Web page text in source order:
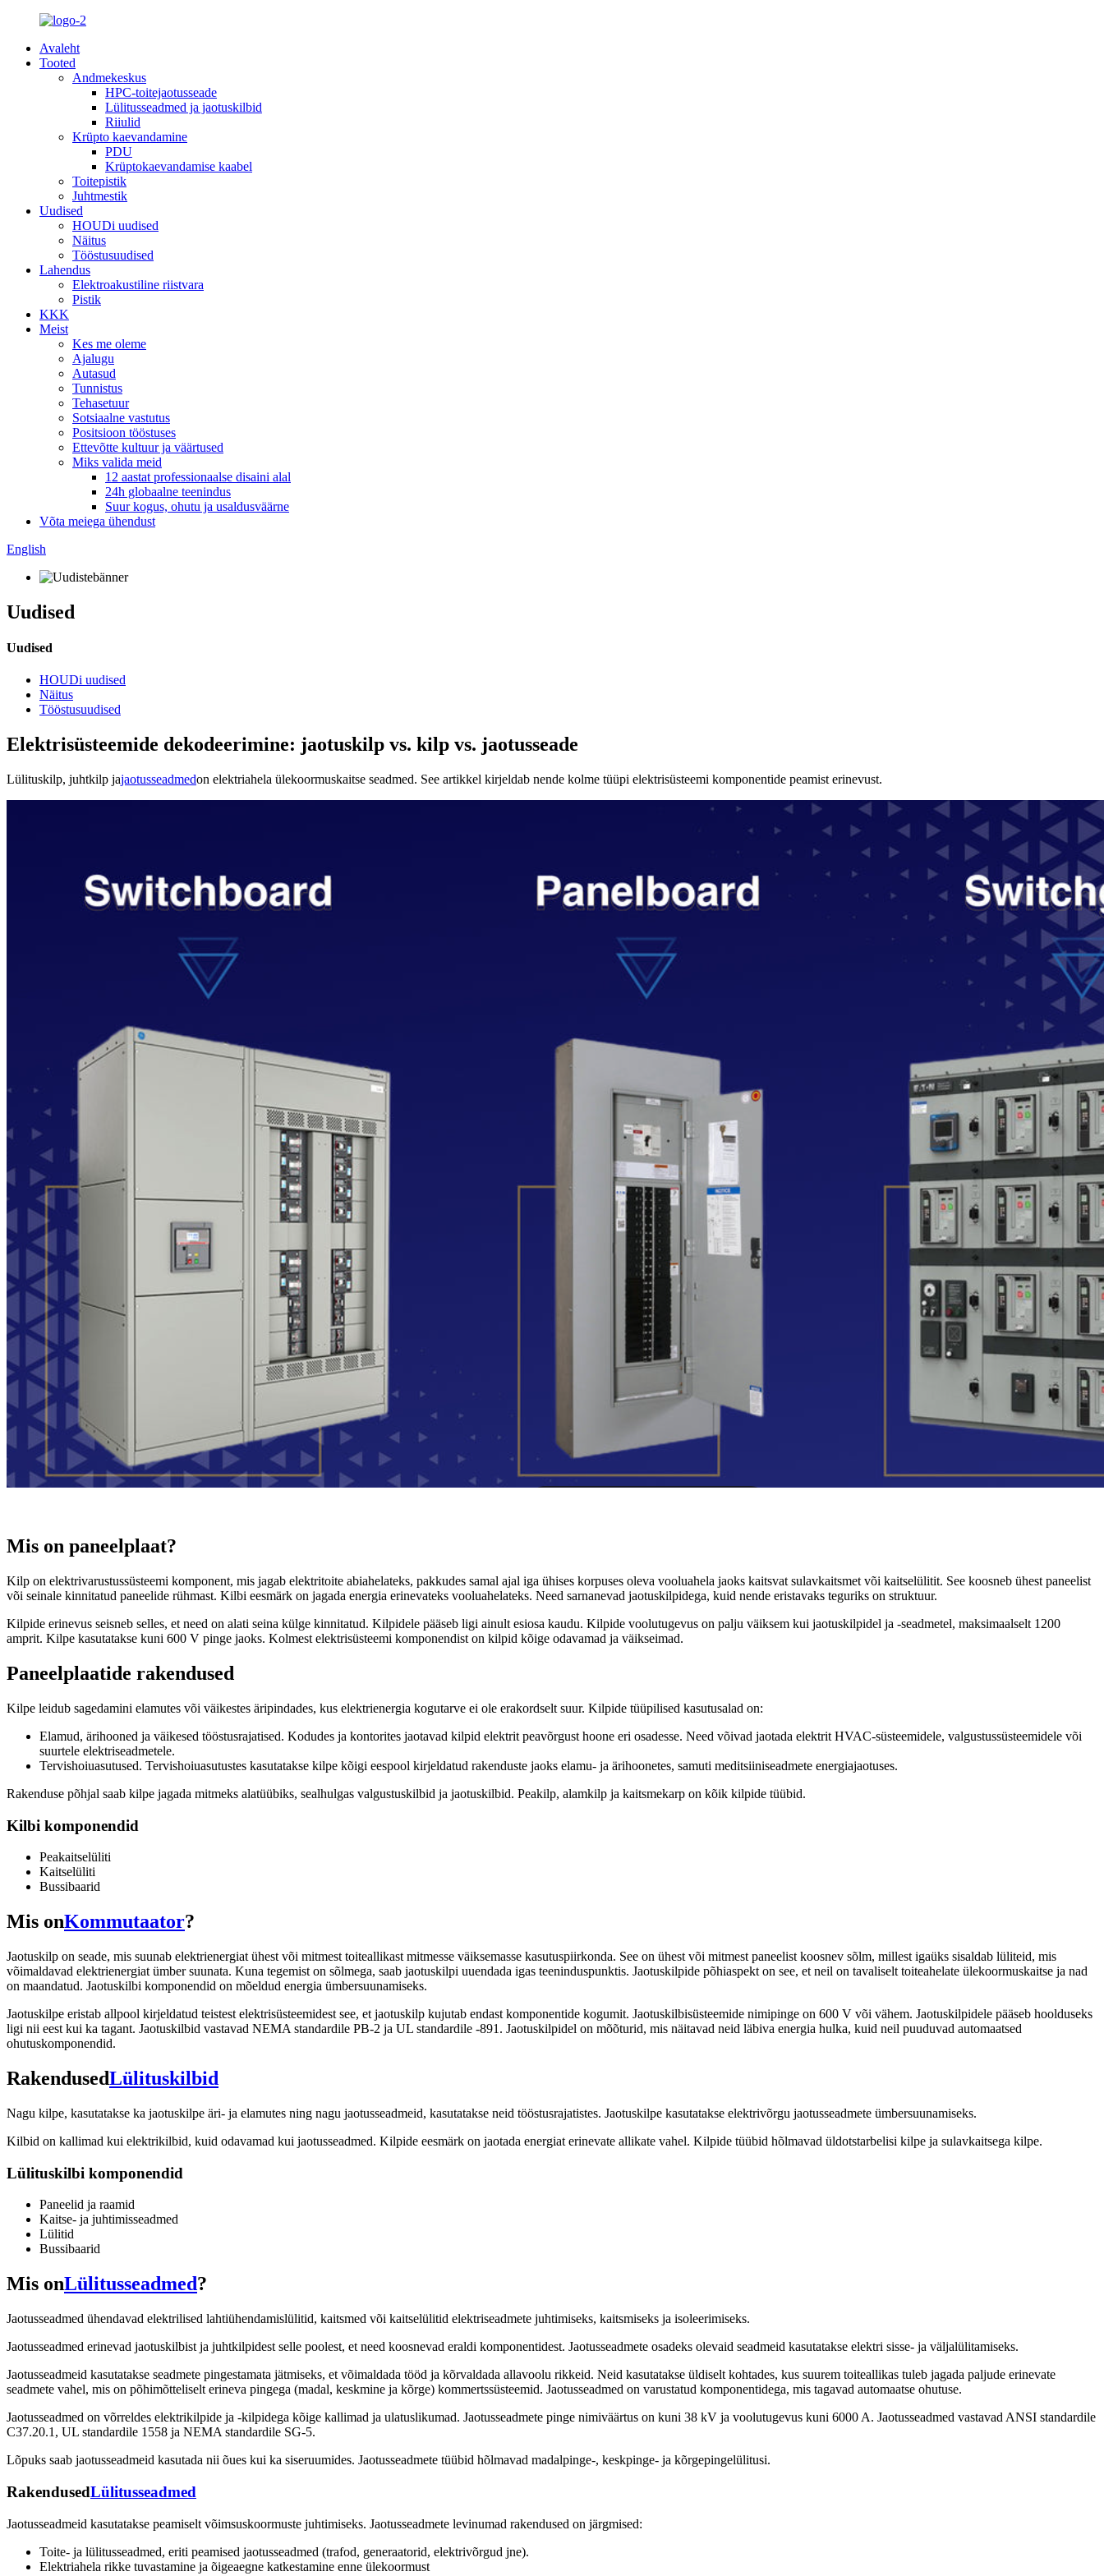
Avaleht
Tooted
Andmekeskus
HPC-toitejaotusseade
Lülitusseadmed ja jaotuskilbid
Riiulid
Krüpto kaevandamine
PDU
Krüptokaevandamise kaabel
Toitepistik
Juhtmestik
Uudised
HOUDi uudised
Näitus
Tööstusuudised
Lahendus
Elektroakustiline riistvara
Pistik
KKK
Meist
Kes me oleme
Ajalugu
Autasud
Tunnistus
Tehasetuur
Sotsiaalne vastutus
Positsioon tööstuses
Ettevõtte kultuur ja väärtused
Miks valida meid
12 aastat professionaalse disaini alal
24h globaalne teenindus
Suur kogus, ohutu ja usaldusväärne
Võta meiega ühendust
English
Uudised
Uudised
HOUDi uudised
Näitus
Tööstusuudised
Elektrisüsteemide dekodeerimine: jaotuskilp vs. kilp vs. jaotusseade
Lülituskilp, juhtkilp jajaotusseadmedon elektriahela ülekoormuskaitse seadmed. See artikkel kirjeldab nende kolme tüüpi elektrisüsteemi komponentide peamist erinevust.
Mis on paneelplaat?
Kilp on elektrivarustussüsteemi komponent, mis jagab elektritoite abiahelateks, pakkudes samal ajal iga ühises korpuses oleva vooluahela jaoks kaitsvat sulavkaitsmet või kaitselülitit. See koosneb ühest paneelist
või seinale kinnitatud paneelide rühmast. Kilbi eesmärk on jagada energia erinevateks vooluahelateks. Need sarnanevad jaotuskilpidega, kuid nende eristavaks teguriks on struktuur.
Kilpide erinevus seisneb selles, et need on alati seina külge kinnitatud. Kilpidele pääseb ligi ainult esiosa kaudu. Kilpide voolutugevus on palju väiksem kui jaotuskilpidel ja -seadmetel, maksimaalselt 1200
amprit. Kilpe kasutatakse kuni 600 V pinge jaoks. Kolmest elektrisüsteemi komponendist on kilpid kõige odavamad ja väikseimad.
Paneelplaatide rakendused
Kilpe leidub sagedamini elamutes või väikestes äripindades, kus elektrienergia kogutarve ei ole erakordselt suur. Kilpide tüüpilised kasutusalad on:
Elamud, ärihooned ja väikesed tööstusrajatised. Kodudes ja kontorites jaotavad kilpid elektrit peavõrgust hoone eri osadesse. Need võivad jaotada elektrit HVAC-süsteemidele, valgustussüsteemidele või
suurtele elektriseadmetele.
Tervishoiuasutused. Tervishoiuasutustes kasutatakse kilpe kõigi eespool kirjeldatud rakenduste jaoks elamu- ja ärihoonetes, samuti meditsiiniseadmete energiajaotuses.
Rakenduse põhjal saab kilpe jagada mitmeks alatüübiks, sealhulgas valgustuskilbid ja jaotuskilbid. Peakilp, alamkilp ja kaitsmekarp on kõik kilpide tüübid.
Kilbi komponendid
Peakaitselüliti
Kaitselüliti
Bussibaarid
Mis onKommutaator?
Jaotuskilp on seade, mis suunab elektrienergiat ühest või mitmest toiteallikast mitmesse väiksemasse kasutuspiirkonda. See on ühest või mitmest paneelist koosnev sõlm, millest igaüks sisaldab lüliteid, mis
võimaldavad elektrienergiat ümber suunata. Kuna tegemist on sõlmega, saab jaotuskilpi uuendada igas teeninduspunktis. Jaotuskilpide põhiaspekt on see, et neil on tavaliselt toiteahelate ülekoormuskaitse ja nad
on maandatud. Jaotuskilbi komponendid on mõeldud energia ümbersuunamiseks.
Jaotuskilpe eristab allpool kirjeldatud teistest elektrisüsteemidest see, et jaotuskilp kujutab endast komponentide kogumit. Jaotuskilbisüsteemide nimipinge on 600 V või vähem. Jaotuskilpidele pääseb hoolduseks
ligi nii eest kui ka tagant. Jaotuskilbid vastavad NEMA standardile PB-2 ja UL standardile -891. Jaotuskilpidel on mõõturid, mis näitavad neid läbiva energia hulka, kuid neil puuduvad automaatsed
ohutuskomponendid.
RakendusedLülituskilbid
Nagu kilpe, kasutatakse ka jaotuskilpe äri- ja elamutes ning nagu jaotusseadmeid, kasutatakse neid tööstusrajatistes. Jaotuskilpe kasutatakse elektrivõrgu jaotusseadmete ümbersuunamiseks.
Kilbid on kallimad kui elektrikilbid, kuid odavamad kui jaotusseadmed. Kilpide eesmärk on jaotada energiat erinevate allikate vahel. Kilpide tüübid hõlmavad üldotstarbelisi kilpe ja sulavkaitsega kilpe.
Lülituskilbi komponendid
Paneelid ja raamid
Kaitse- ja juhtimisseadmed
Lülitid
Bussibaarid
Mis onLülitusseadmed?
Jaotusseadmed ühendavad elektrilised lahtiühendamislülitid, kaitsmed või kaitselülitid elektriseadmete juhtimiseks, kaitsmiseks ja isoleerimiseks.
Jaotusseadmed erinevad jaotuskilbist ja juhtkilpidest selle poolest, et need koosnevad eraldi komponentidest. Jaotusseadmete osadeks olevaid seadmeid kasutatakse elektri sisse- ja väljalülitamiseks.
Jaotusseadmeid kasutatakse seadmete pingestamata jätmiseks, et võimaldada tööd ja kõrvaldada allavoolu rikkeid. Neid kasutatakse üldiselt kohtades, kus suurem toiteallikas tuleb jagada paljude erinevate
seadmete vahel, mis on põhimõtteliselt erineva pingega (madal, keskmine ja kõrge) kommertssüsteemid. Jaotusseadmed on varustatud komponentidega, mis tagavad automaatse ohutuse.
Jaotusseadmed on võrreldes elektrikilpide ja -kilpidega kõige kallimad ja ulatuslikumad. Jaotusseadmete pinge nimiväärtus on kuni 38 kV ja voolutugevus kuni 6000 A. Jaotusseadmed vastavad ANSI standardile
C37.20.1, UL standardile 1558 ja NEMA standardile SG-5.
Lõpuks saab jaotusseadmeid kasutada nii õues kui ka siseruumides. Jaotusseadmete tüübid hõlmavad madalpinge-, keskpinge- ja kõrgepingelülitusi.
RakendusedLülitusseadmed
Jaotusseadmeid kasutatakse peamiselt võimsuskoormuste juhtimiseks. Jaotusseadmete levinumad rakendused on järgmised:
Toite- ja lülitusseadmed, eriti peamised jaotusseadmed (trafod, generaatorid, elektrivõrgud jne).
Elektriahela rikke tuvastamine ja õigeaegne katkestamine enne ülekoormust